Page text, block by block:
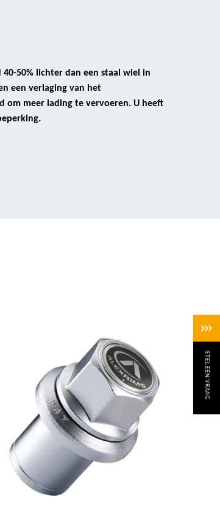
50% lichter dan een staal wiel in
een verlaging van het
om meer lading te vervoeren. U heeft
STEL EEN VRAAG